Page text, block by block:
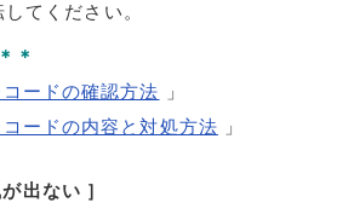
てください。
＊
ードの確認方法 」
ードの内容と対処方法 」
出ない ］